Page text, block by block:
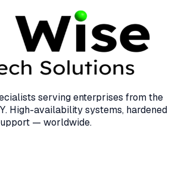
serving enterprises from the
High-availability systems, hardened
— worldwide.